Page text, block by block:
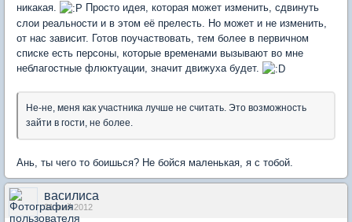
никакая.
Просто идея, которая может изменить, сдвинуть
слои реальности и в этом её прелесть. Но может и не изменить,
от нас зависит. Готов поучаствовать, тем более в первичном
списке есть персоны, которые временами вызывают во мне
неблагостные флюктуации, значит движуха будет.
Не-не, меня как участника лучше не считать. Это возможность
зайти в гости, не более.
Ань, ты чего то боишься? Не бойся маленькая, я с тобой.
василиса
31 май 2012